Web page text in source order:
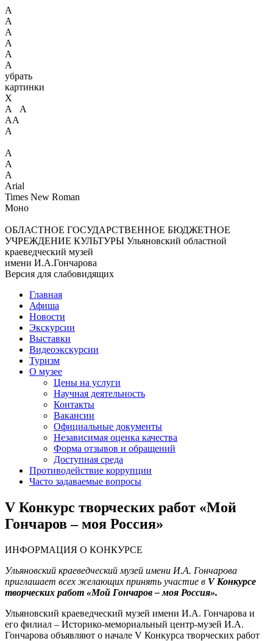
А
А
А
А
А
А
убрать
картинки
X
А А
АА
А
А
А
А
Arial
Times New Roman
Моно
ОБЛАСТНОЕ ГОСУДАРСТВЕННОЕ БЮДЖЕТНОЕ
УЧРЕЖДЕНИЕ КУЛЬТУРЫ Ульяновский областной
краеведческий музей
имени И.А.Гончарова
Версия для слабовидящих
Главная
Афиша
Новости
Экскурсии
Выставки
Видеоэкскурсии
Туризм
О музее
Цены на услуги
Научная деятельность
Контакты
Вакансии
Официальные документы
Независимая оценка качества
Форма отзывов и обращений
Доступная среда
Противодействие коррупции
Часто задаваемые вопросы
V Конкурс творческих работ «Мой
Гончаров – моя Россия»
ИНФОРМАЦИЯ О КОНКУРСЕ
Ульяновский краеведческий музей имени И.А. Гончарова
приглашает всех желающих принять участие в VКонкурсе
творческих работ «Мой Гончаров – моя Россия».
Ульяновский краеведческий музей имени И.А. Гончарова и
его филиал – Историко-мемориальный центр-музей И.А.
Гончарова объявляют о начале V Конкурса творческих работ